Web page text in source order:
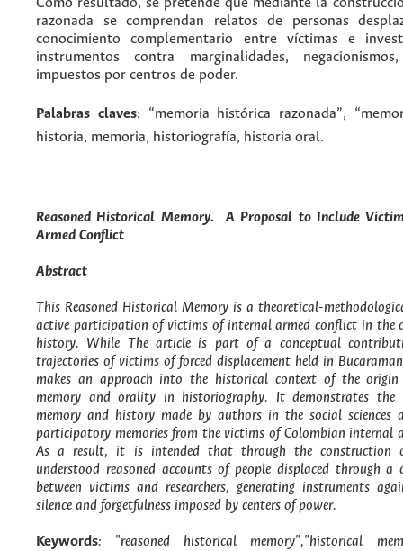
Como resultado, se pretende que mediante la
razonada se comprendan relatos de personas
conocimiento complementario entre víctimas e
instrumentos contra marginalidades,
impuestos por centros de poder.
Palabras claves:
“memoria histórica razonada”,
historia, memoria, historiografía, historia oral.
Reasoned Historical Memory. A Proposal to Include
Armed Conflict
Abstract
This Reasoned Historical Memory is a theoretical-
active participation of victims of internal armed conflict in the
history. While The article is part of a conceptual
trajectories of victims of forced displacement held in
makes an approach into the historical context of the
memory and orality in historiography. It demonstrates the
memory and history made by authors in the social sciences
participatory memories from the victims of Colombian internal
As a result, it is intended that through the construction
understood reasoned accounts of people displaced through a
between victims and researchers, generating instruments
silence and forgetfulness imposed by centers of power.
Keywords: "reasoned historical memory","historical